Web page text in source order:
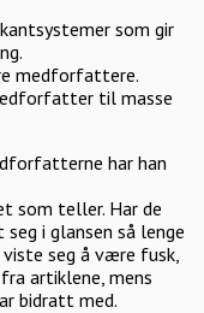
som gir
medforfattere.
til masse
har han
som teller. Har de
i glansen så lenge
seg å være fusk,
artiklene, mens
bidratt med.